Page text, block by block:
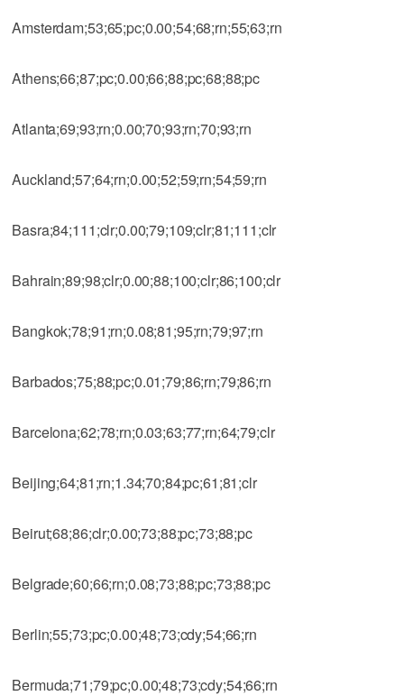
Amsterdam;53;65;pc;0.00;54;68;rn;55;63;rn
Athens;66;87;pc;0.00;66;88;pc;68;88;pc
Atlanta;69;93;rn;0.00;70;93;rn;70;93;rn
Auckland;57;64;rn;0.00;52;59;rn;54;59;rn
Basra;84;111;clr;0.00;79;109;clr;81;111;clr
Bahrain;89;98;clr;0.00;88;100;clr;86;100;clr
Bangkok;78;91;rn;0.08;81;95;rn;79;97;rn
Barbados;75;88;pc;0.01;79;86;rn;79;86;rn
Barcelona;62;78;rn;0.03;63;77;rn;64;79;clr
Beijing;64;81;rn;1.34;70;84;pc;61;81;clr
Beirut;68;86;clr;0.00;73;88;pc;73;88;pc
Belgrade;60;66;rn;0.08;73;88;pc;73;88;pc
Berlin;55;73;pc;0.00;48;73;cdy;54;66;rn
Bermuda;71;79;pc;0.00;48;73;cdy;54;66;rn